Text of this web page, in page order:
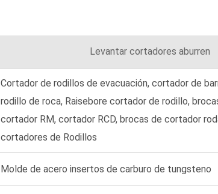
Levantar cortadores aburren
Cortador de rodillos de evacuación, cortador de
rodillo de roca, Raisebore cortador de rodillo,
cortador RM, cortador RCD, brocas de cortador
cortadores de Rodillos
Molde de acero insertos de carburo de tungsteno